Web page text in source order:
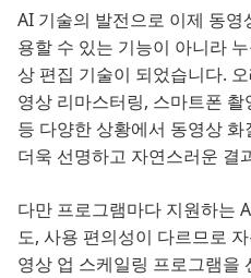
AI 기술의 발전으로 이제 동
용할 수 있는 기능이 아니라
상 편집 기술이 되었습니다.
영상 리마스터링, 스마트폰
등 다양한 상황에서 동영상
더욱 선명하고 자연스러운 결
다만 프로그램마다 지원하는
도, 사용 편의성이 다르므로
영상 업 스케일링 프로그램을